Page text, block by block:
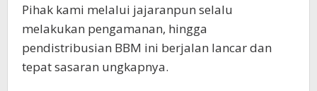
Pihak kami melalui jajaranpun selalu
melakukan pengamanan, hingga
pendistribusian BBM ini berjalan lancar dan
tepat sasaran ungkapnya.